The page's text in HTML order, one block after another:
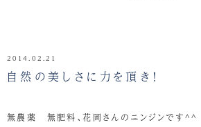
2014.02.21
自然の美しさに力を頂き！
無農薬 無肥料、花岡さんのニンジンです^^